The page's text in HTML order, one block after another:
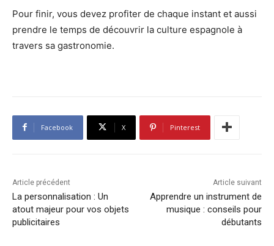
Pour finir, vous devez profiter de chaque instant et aussi
prendre le temps de découvrir la culture espagnole à
travers sa gastronomie.
Facebook X Pinterest
Article précédent
La personnalisation : Un
atout majeur pour vos objets
publicitaires
Article suivant
Apprendre un instrument de
musique : conseils pour
débutants